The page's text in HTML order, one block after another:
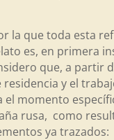
la que toda esta
es, en primera
que, a partir
residencia y el
el momento
rusa, como
ya trazados: